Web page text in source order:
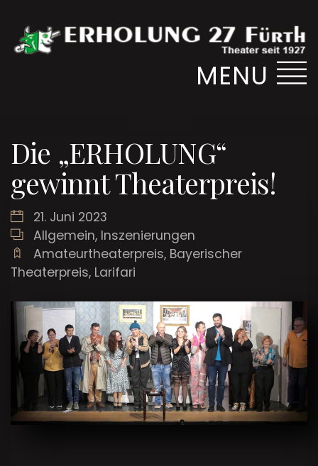
MENU
Die „ERHOLUNG“
gewinnt Theaterpreis!
21. Juni 2023
Allgemein, Inszenierungen
Amateurtheaterpreis, Bayerischer
Theaterpreis, Larifari